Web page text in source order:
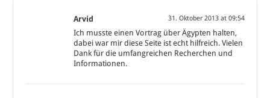
Arvid 31. Oktober 2013 at 09:54
Ich musste einen Vortrag über Ägypten halten,
dabei war mir diese Seite ist echt hilfreich. Vielen
Dank für die umfangreichen Recherchen und
Informationen.